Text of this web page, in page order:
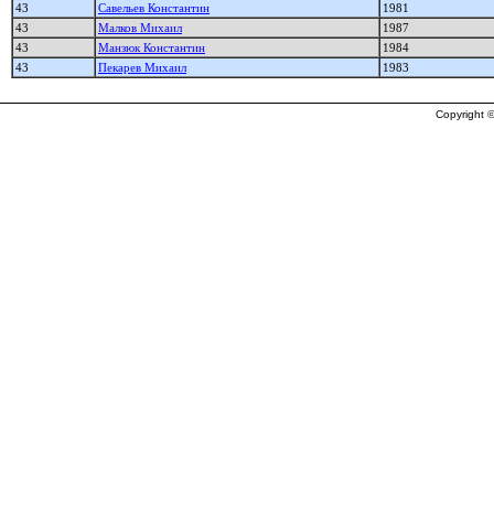
43
Савельев Константин
1981
43
Малков Михаил
1987
43
Манзюк Константин
1984
43
Пекарев Михаил 1983
Copyright